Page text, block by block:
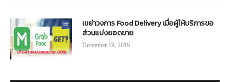
เขย่าวงการ Food Delivery เมื่อผู้ให้บริการขอ
ส่วนแบ่งยอดขาย
December 19, 2019